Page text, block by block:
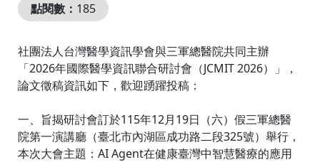
點閱數： 185
社團法人台灣醫學資訊學會與三軍總醫院共同主辦
「2026年國際醫學資訊聯合研討會（JCMIT 2026）」，
論文徵稿資訊如下，歡迎踴躍投稿：
一、旨揭研討會訂於115年12月19日（六）假三軍總醫
院第一演講廳（臺北市內湖區成功路二段325號）舉行，
本次大會主題：AI Agent在健康臺灣中智慧醫療的應用